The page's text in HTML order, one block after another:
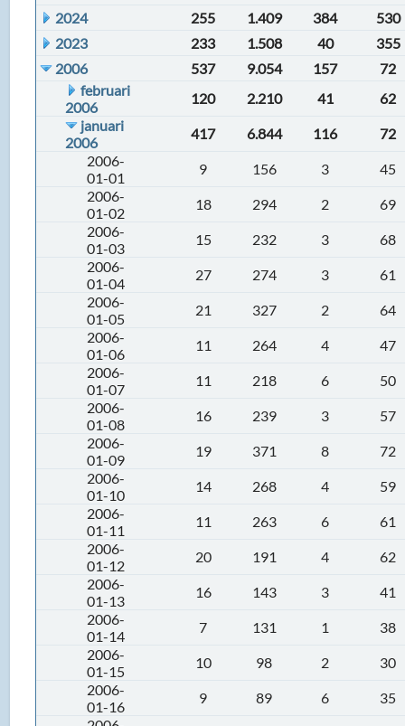
2024
255 1.409 384
530
2023
233 1.508 40
355
2006
537 9.054 157
72
februari
2006
120 2.210 41
62
januari
2006
417 6.844 116
72
2006-
01-01
9 156 3
45
2006-
01-02
18 294 2
69
2006-
01-03
15 232 3
68
2006-
01-04
27 274 3
61
2006-
01-05
21 327 2
64
2006-
01-06
11 264 4
47
2006-
01-07
11 218 6
50
2006-
01-08
16 239 3
57
2006-
01-09
19 371 8
72
2006-
01-10
14 268 4
59
2006-
01-11
11 263 6
61
2006-
01-12
20 191 4
62
2006-
01-13
16 143 3
41
2006-
01-14
7 131 1
38
2006-
01-15
10 98 2
30
2006-
01-16
9 89 6
35